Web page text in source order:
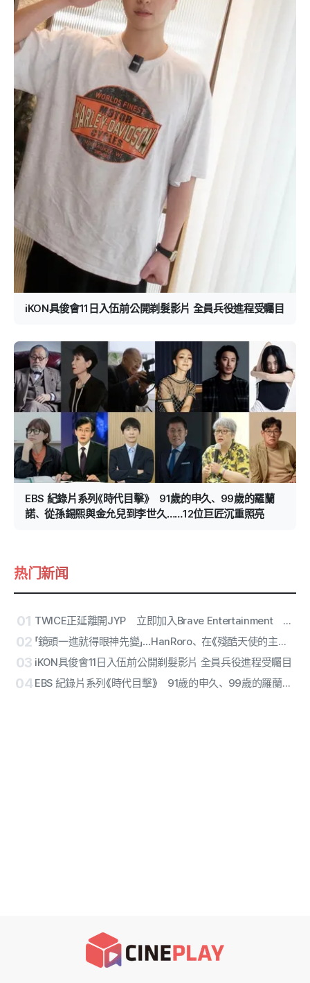
iKON具俊會11日入伍前公開剃髮影片 全員兵役進程受矚目
EBS 紀錄片系列《時代目擊》 91歲的申久、99歲的羅蘭
諾、從孫錫熙與金允兒到李世久……12位巨匠沉重照亮
热门新闻
01 TWICE正延離開JYP 立即加入Brave Entertainment 與親姊孔勝妍同公司共事 以「演員劉正妍」邁出生涯新篇章
02 「鏡頭一進就得眼神先變」…HanRoro、在《殘酷天使的主題曲》〈殘酷天使的テーゼ〉的幕後花絮中看見真實面貌
03 iKON具俊會11日入伍前公開剃髮影片 全員兵役進程受矚目
04 EBS 紀錄片系列《時代目擊》 91歲的申久、99歲的羅蘭諾、從孫錫熙與金允兒到李世久……12位巨匠沉重照亮